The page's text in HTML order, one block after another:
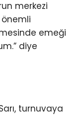
merkezi
emeği
diye
turnuvaya